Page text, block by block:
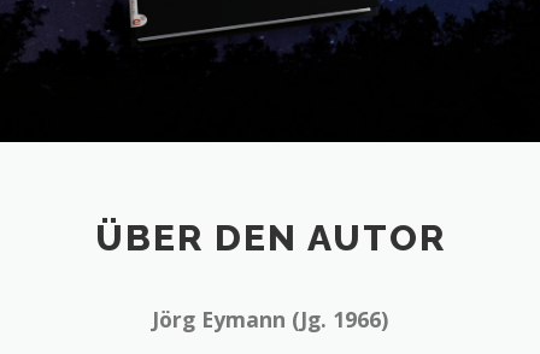
ÜBER DEN AUTOR
Jörg Eymann (Jg. 1966)